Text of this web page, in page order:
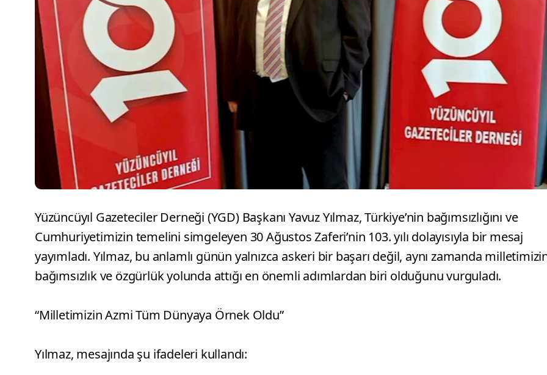
Yüzüncüyıl Gazeteciler Derneği (YGD) Başkanı Yavuz Yılmaz, Türkiye’nin bağımsızlığını ve
Cumhuriyetimizin temelini simgeleyen 30 Ağustos Zaferi’nin 103. yılı dolayısıyla bir mesaj
yayımladı. Yılmaz, bu anlamlı günün yalnızca askeri bir başarı değil, aynı zamanda
bağımsızlık ve özgürlük yolunda attığı en önemli adımlardan biri olduğunu vurguladı.
“Milletimizin Azmi Tüm Dünyaya Örnek Oldu”
Yılmaz, mesajında şu ifadeleri kullandı: